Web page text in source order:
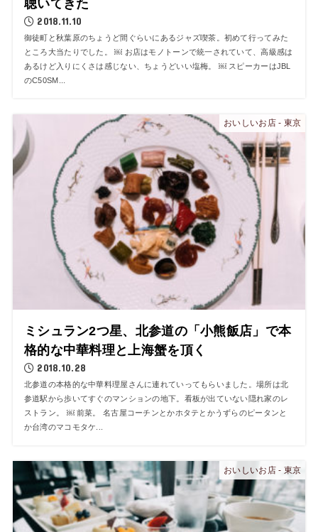
2018.11.10
御徒町と秋葉原のちょうど間ぐらいにあるジャズ喫茶。初めて行ってみた
ところ大当たりでした。 ￼ お店はモノトーンで統一されていて、高級感は
あるけど入りにくさは感じない、ちょうどいい塩梅。 ￼ スピーカーはJBL
のC50SM...
おいしいお店 - 東京
ミシュラン2つ星、北参道の「小熊飯店」で本
格的な中華料理と上海蟹を頂く
2018.10.28
北参道の本格的な中華料理屋さんに連れていってもらいました。場所は北
参道駅から歩いてすぐのマンションの地下。看板が出ていない隠れ家のレ
ストラン。 ￼ 前菜。 名古屋コーチンとかホタテとかうずらのピータンと
か台湾のマコモタケ...
おいしいお店 - 東京